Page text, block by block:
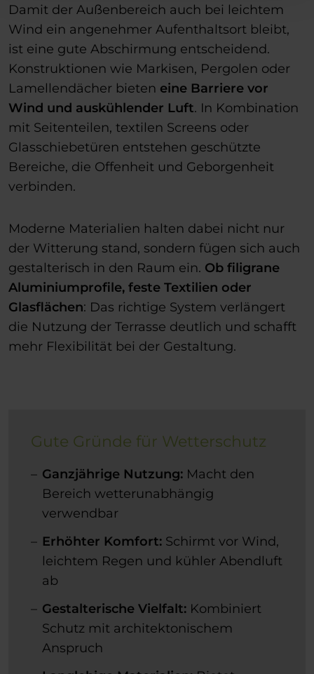
Damit der Außenbereich auch bei leichtem
Wind ein angenehmer Aufenthaltsort bleibt,
ist eine gute Abschirmung entscheidend.
Konstruktionen wie Markisen, Pergolen oder
Lamellendächer bieten eine Barriere vor
Wind und auskühlender Luft. In Kombination
mit Seitenteilen, textilen Screens oder
Glasschiebetüren entstehen geschützte
Bereiche, die Offenheit und Geborgenheit
verbinden.
Moderne Materialien halten dabei nicht nur
der Witterung stand, sondern fügen sich auch
gestalterisch in den Raum ein. Ob filigrane
Aluminiumprofile, feste Textilien oder
Glasflächen: Das richtige System verlängert
die Nutzung der Terrasse deutlich und schafft
mehr Flexibilität bei der Gestaltung.
Gute Gründe für Wetterschutz
Ganzjährige Nutzung: Macht den
Bereich wetterunabhängig
verwendbar
Erhöhter Komfort: Schirmt vor Wind,
leichtem Regen und kühler Abendluft
ab
Gestalterische Vielfalt: Kombiniert
Schutz mit architektonischem
Anspruch